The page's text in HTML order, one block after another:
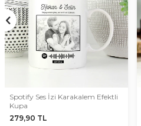
Spotify Ses İzi Karakalem Efektli
Kupa
279,90 TL